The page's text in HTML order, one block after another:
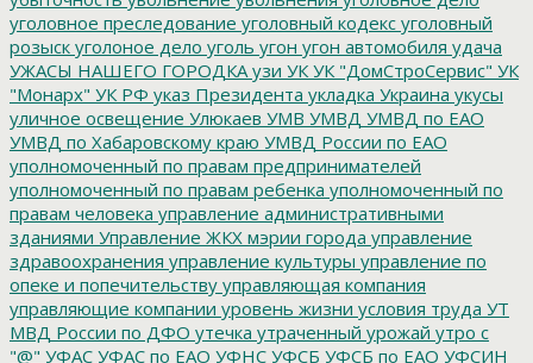
уголовное преследование уголовный кодекс уголовный
розыск уголоное дело уголь угон угон автомобиля удача
УЖАСЫ НАШЕГО ГОРОДКА узи УК УК "ДомСтроСервис" УК
"Монарх" УК РФ указ Президента укладка Украина укусы
уличное освещение Улюкаев УМВ УМВД УМВД по ЕАО
УМВД по Хабаровскому краю УМВД России по ЕАО
уполномоченный по правам предпринимателей
уполномоченный по правам ребенка уполномоченный по
правам человека управление административными
зданиями Управление ЖКХ мэрии города управление
здравоохранения управление культуры управление по
опеке и попечительству управляющая компания
управляющие компании уровень жизни условия труда УТ
МВД России по ДФО утечка утраченный урожай утро с
"@" УФАС УФАС по ЕАО УФНС УФСБ УФСБ по ЕАО УФСИН